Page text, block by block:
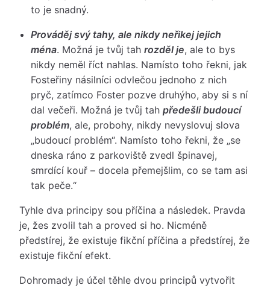
to je snadný.
Prováděj svý tahy, ale nikdy neřikej jejich
ména. Možná je tvůj tahrozděl je, ale to bys
nikdy neměl říct nahlas. Namísto toho řekni, jak
Fosteřiny násilníci odvlečou jednoho z nich
pryč, zatímco Foster pozve druhýho, aby si s ní
dal večeři. Možná je tvůj tahpředešli budoucí
problém, ale, probohy, nikdy nevyslovuj slova
„budoucí problém“. Namísto toho řekni, že „se
dneska ráno z parkoviště zvedl špinavej,
smrdící kouř – docela přemejšlim, co se tam asi
tak peče.“
Tyhle dva principy sou příčina a následek. Pravda
je, žes zvolil tah a proved si ho. Nicméně
předstírej, že existuje fikční příčina a předstírej, že
existuje fikční efekt.
Dohromady je účel těhle dvou principů vytvořit